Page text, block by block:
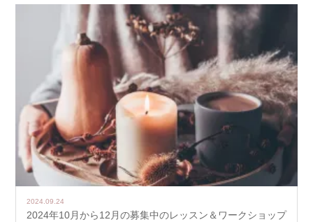
2024.09.24
2024年10月から12月の募集中のレッスン＆ワークショップ